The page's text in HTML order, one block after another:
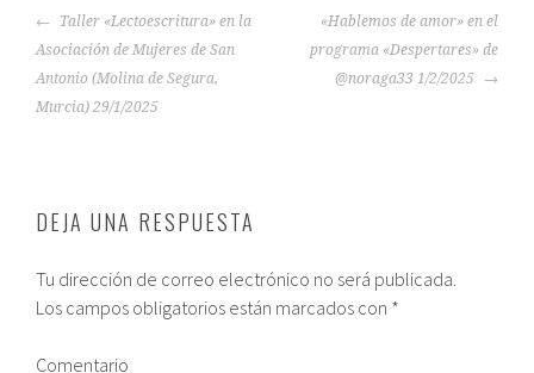
Taller «Lectoescritura» en la
Asociación de Mujeres de San
Antonio (Molina de Segura,
Murcia) 29/1/2025
«Hablemos de amor» en el
programa «Despertares» de
@noraga33 1/2/2025
DEJA UNA RESPUESTA
Tu dirección de correo electrónico no será publicada.
Los campos obligatorios están marcados con *
Comentario